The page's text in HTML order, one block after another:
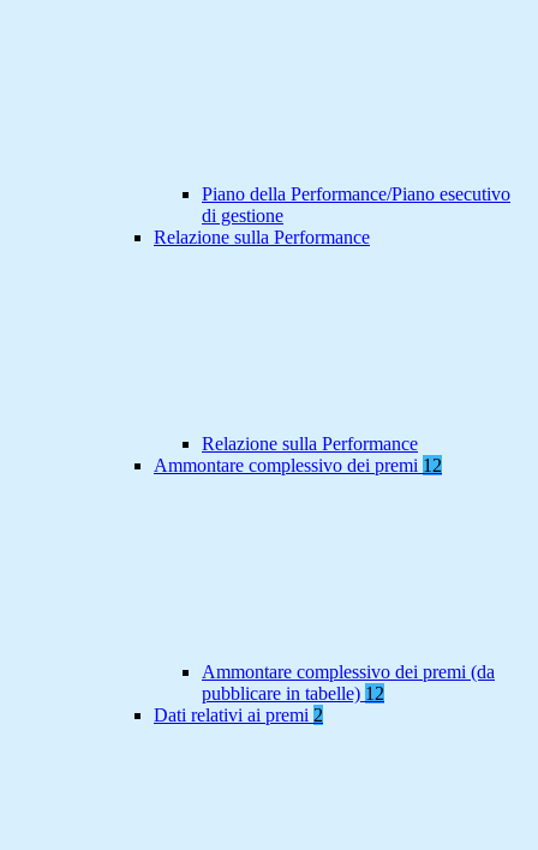
Piano della Performance/Piano esecutivo
di gestione
Relazione sulla Performance
Relazione sulla Performance
Ammontare complessivo dei premi 12
Ammontare complessivo dei premi (da
pubblicare in tabelle) 12
Dati relativi ai premi 2